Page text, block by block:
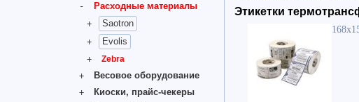
Расходные материалы
Saotron
Evolis
Zebra
Весовое оборудование
Киоски, прайс-чекеры
Этикетки